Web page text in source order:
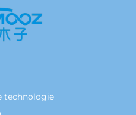
technologie